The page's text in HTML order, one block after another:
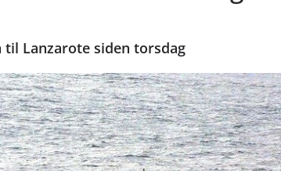
Lanzarote siden torsdag